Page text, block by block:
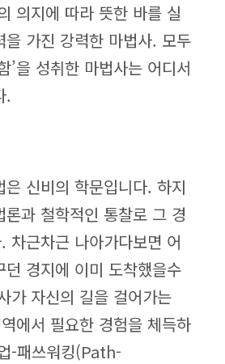
의지에 따라 뜻한 바를 실
을 가진 강력한 마법사. 모두
’을 성취한 마법사는 어디서
.
신비의 학문입니다. 하지
론과 철학적인 통찰로 그 경
차근차근 나아가다보면 어
던 경지에 이미 도착했을수
가 자신의 길을 걸어가는
에서 필요한 경험을 체득하
-패쓰워킹(Path-